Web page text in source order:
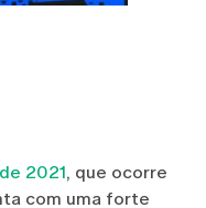
2021, que ocorre
com uma forte